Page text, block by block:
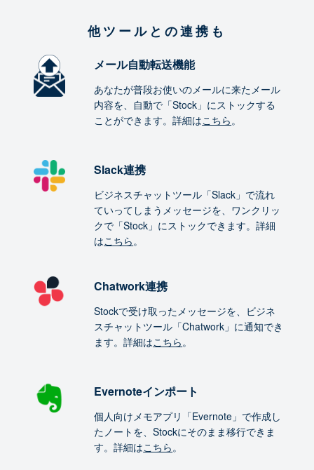
他ツールとの連携も
メール自動転送機能
あなたが普段お使いのメールに来たメール
内容を、自動で「Stock」にストックする
ことができます。詳細はこちら。
Slack連携
ビジネスチャットツール「Slack」で流れ
ていってしまうメッセージを、ワンクリッ
クで「Stock」にストックできます。詳細
はこちら。
Chatwork連携
Stockで受け取ったメッセージを、ビジネ
スチャットツール「Chatwork」に通知でき
ます。詳細はこちら。
Evernoteインポート
個人向けメモアプリ「Evernote」で作成し
たノートを、Stockにそのまま移行できま
す。詳細はこちら。